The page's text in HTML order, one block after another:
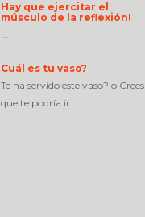
Hay que ejercitar el
músculo de la reflexión!
...
Cuál es tu vaso?
Te ha servido este vaso? o Crees
que te podría ir...